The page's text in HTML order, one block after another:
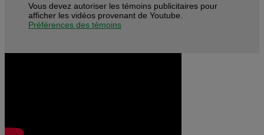
Vous devez autoriser les témoins publicitaires pour
afficher les vidéos provenant de Youtube.
Préférences des témoins